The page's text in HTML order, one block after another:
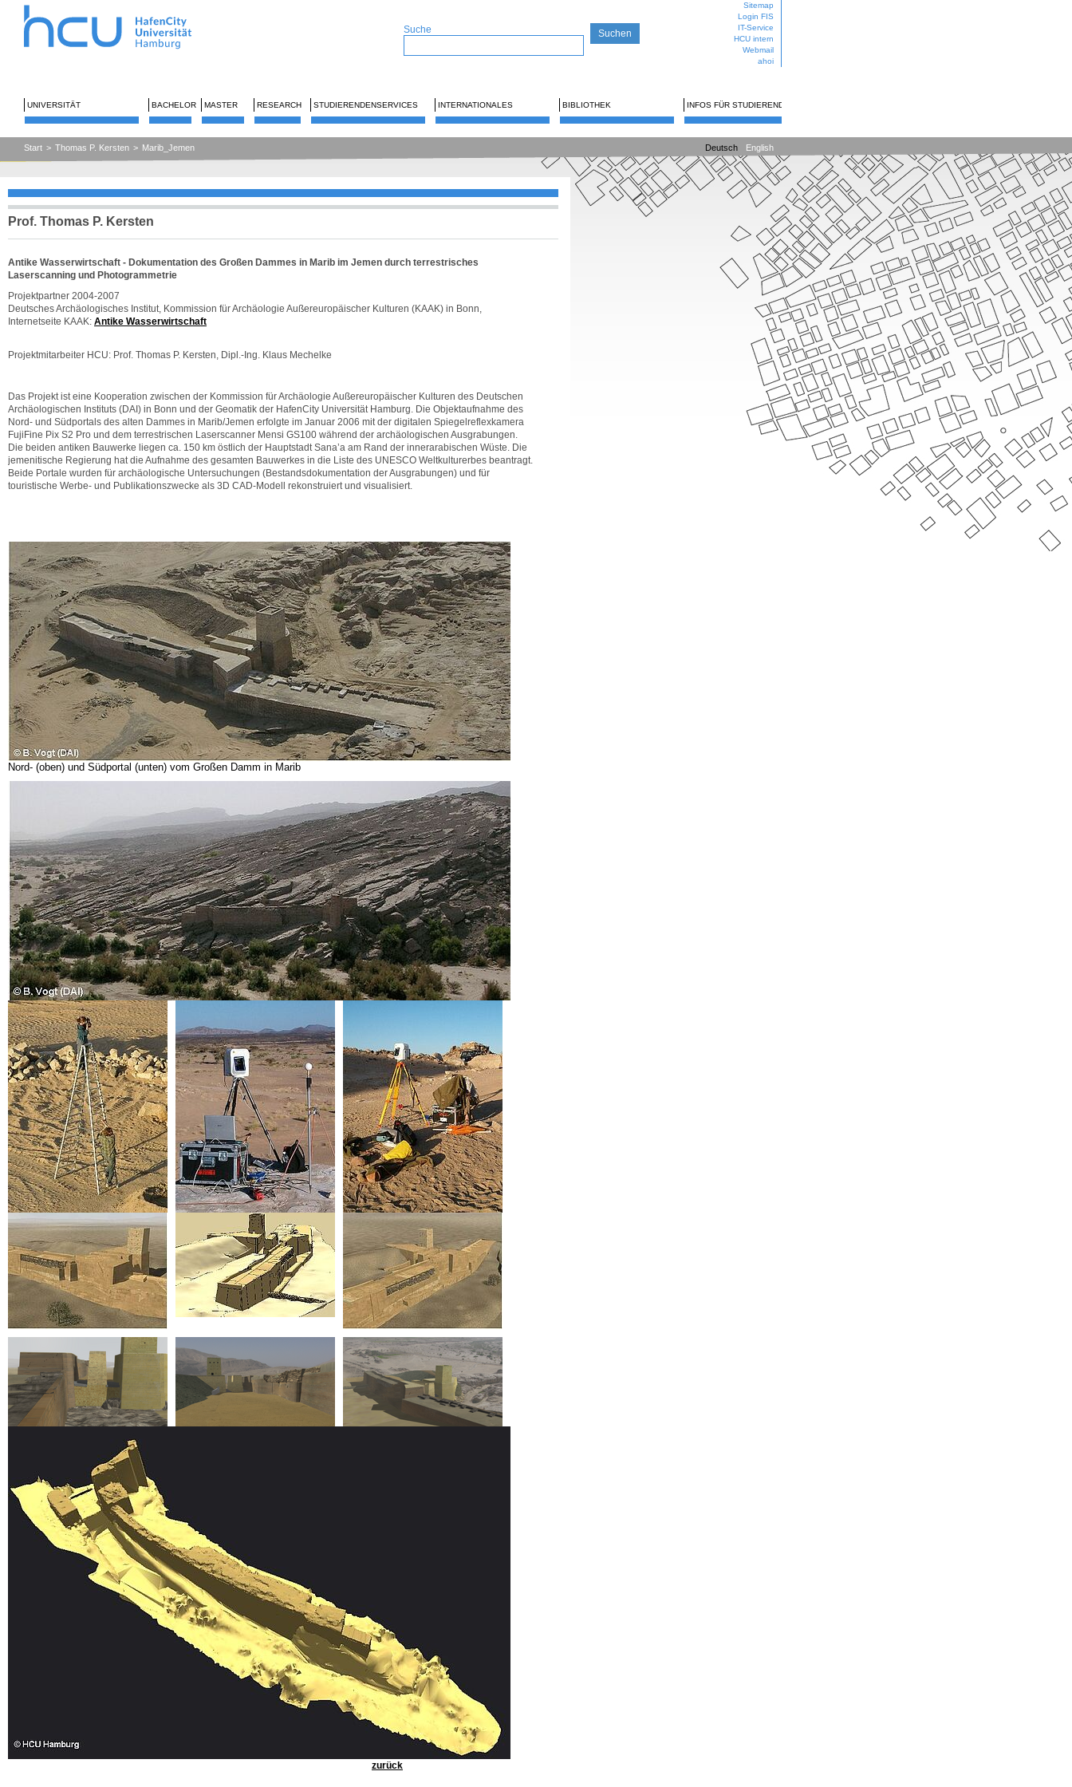
Suche
Sitemap
Login FIS
IT-Service
HCU intern
Webmail
ahoi
UNIVERSITÄT BACHELOR MASTER RESEARCH STUDIERENDENSERVICES INTERNATIONALES BIBLIOTHEK INFOS FÜR STUDIERENDE
Start > Thomas P. Kersten > Marib_Jemen Deutsch English
Prof. Thomas P. Kersten
Antike Wasserwirtschaft - Dokumentation des Großen Dammes in Marib im Jemen durch terrestrisches
Laserscanning und Photogrammetrie
Projektpartner 2004-2007
Deutsches Archäologisches Institut, Kommission für Archäologie Außereuropäischer Kulturen (KAAK) in Bonn,
Internetseite KAAK: Antike Wasserwirtschaft
Projektmitarbeiter HCU: Prof. Thomas P. Kersten, Dipl.-Ing. Klaus Mechelke
Das Projekt ist eine Kooperation zwischen der Kommission für Archäologie Außereuropäischer Kulturen des Deutschen
Archäologischen Instituts (DAI) in Bonn und der Geomatik der HafenCity Universität Hamburg. Die Objektaufnahme des
Nord- und Südportals des alten Dammes in Marib/Jemen erfolgte im Januar 2006 mit der digitalen Spiegelreflexkamera
FujiFine Pix S2 Pro und dem terrestrischen Laserscanner Mensi GS100 während der archäologischen Ausgrabungen.
Die beiden antiken Bauwerke liegen ca. 150 km östlich der Hauptstadt Sana’a am Rand der innerarabischen Wüste. Die
jemenitische Regierung hat die Aufnahme des gesamten Bauwerkes in die Liste des UNESCO Weltkulturerbes beantragt.
Beide Portale wurden für archäologische Untersuchungen (Bestandsdokumentation der Ausgrabungen) und für
touristische Werbe- und Publikationszwecke als 3D CAD-Modell rekonstruiert und visualisiert.
Nord- (oben) und Südportal (unten) vom Großen Damm in Marib
zurück